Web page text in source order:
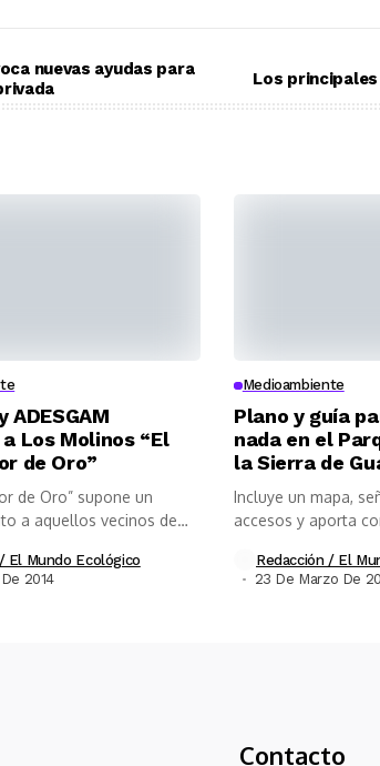
nuevas ayudas para
Los
ADESGAM
Los Molinos “El
de Oro”
de Oro” supone un
a aquellos vecinos de
El Mundo Ecológico
2014
Medioambiente
Plano y guía
nada en el
la Sierra de
Incluye un mapa,
accesos y aporta
Redacción / El
23 De Marzo De
Contacto